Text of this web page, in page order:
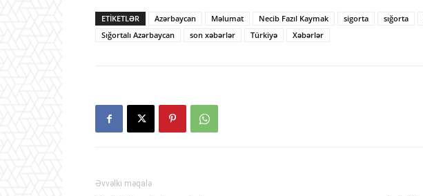
ETIKETLƏR Azərbaycan Məlumat Necib Fazıl Kaymak sigorta sığorta
Sığortalı Azərbaycan
son xəbərlər Türkiyə Xəbərlər
Əvvəlki məqalə